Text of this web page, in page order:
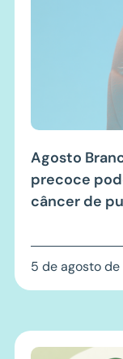
Agosto
precoce
câncer de
5 de agosto